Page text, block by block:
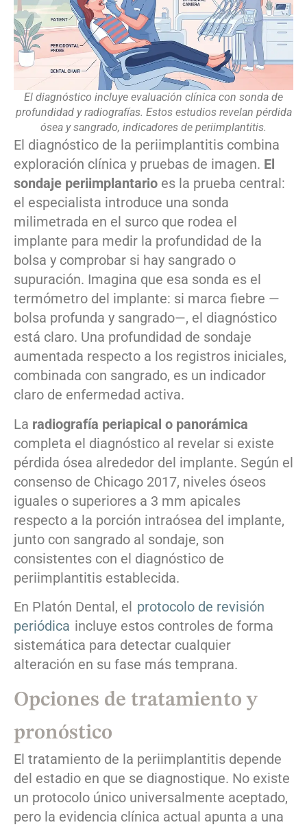
El diagnóstico incluye evaluación clínica con sonda de
profundidad y radiografías. Estos estudios revelan pérdida
ósea y sangrado, indicadores de periimplantitis.
El diagnóstico de la periimplantitis combina
exploración clínica y pruebas de imagen. El
sondaje periimplantario es la prueba central:
el especialista introduce una sonda
milimetrada en el surco que rodea el
implante para medir la profundidad de la
bolsa y comprobar si hay sangrado o
supuración. Imagina que esa sonda es el
termómetro del implante: si marca fiebre —
bolsa profunda y sangrado—, el diagnóstico
está claro. Una profundidad de sondaje
aumentada respecto a los registros iniciales,
combinada con sangrado, es un indicador
claro de enfermedad activa.
La radiografía periapical o panorámica
completa el diagnóstico al revelar si existe
pérdida ósea alrededor del implante. Según el
consenso de Chicago 2017, niveles óseos
iguales o superiores a 3 mm apicales
respecto a la porción intraósea del implante,
junto con sangrado al sondaje, son
consistentes con el diagnóstico de
periimplantitis establecida.
En Platón Dental, el protocolo de revisión
periódica incluye estos controles de forma
sistemática para detectar cualquier
alteración en su fase más temprana.
Opciones de tratamiento y
pronóstico
El tratamiento de la periimplantitis depende
del estadio en que se diagnostique. No existe
un protocolo único universalmente aceptado,
pero la evidencia clínica actual apunta a una